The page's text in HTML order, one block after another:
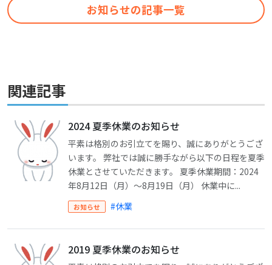
お知らせの記事一覧
関連記事
2024 夏季休業のお知らせ
平素は格別のお引立てを賜り、誠にありがとうござ
います。 弊社では誠に勝手ながら以下の日程を夏季
休業とさせていただきます。 夏季休業期間：2024
年8月12日（月）～8月19日（月） 休業中に...
お知らせ #休業
2019 夏季休業のお知らせ